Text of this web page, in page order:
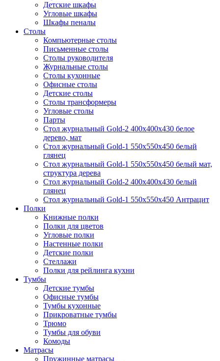
Детские шкафы
Угловые шкафы
Шкафы пеналы
Столы
Компьютерные столы
Письменные столы
Столы руководителя
Журнальные столы
Столы кухонные
Офисные столы
Детские столы
Столы трансформеры
Угловые столы
Парты
Стол журнальный Gold-2 400х400х430 белое
дерево, мат
Стол журнальный Gold-1 550х550х450 белый
глянец
Стол журнальный Gold-1 550х550х450 белый мат,
структура дерева
Стол журнальный Gold-2 400х400х430 белый
глянец
Стол журнальный Gold-1 550х550х450 Антрацит
Полки
Книжные полки
Полки для цветов
Угловые полки
Настенные полки
Детские полки
Стеллажи
Полки для рейлинга кухни
Тумбы
Детские тумбы
Офисные тумбы
Тумбы кухонные
Прикроватные тумбы
Трюмо
Тумбы для обуви
Комоды
Матрасы
Пружинные матрасы